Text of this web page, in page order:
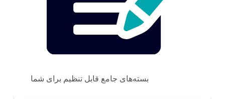
بسته‌های جامع قابل تنظیم برای شما